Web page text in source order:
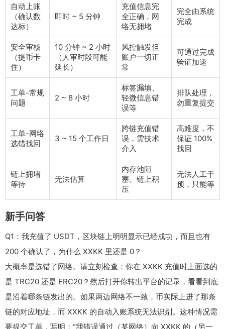
自动上账
（确认数
达标）
即时 ~ 5 分钟
充值信息完
全正确，网
络无拥堵
完全由系统
完成
安全审核
（提币卡
住）
10 分钟 ~ 2 小时
（人审时段可能
延长）
风控触发但
账户一切正
常
可通过完成
验证加速
工单-常规
问题
2 ~ 8 小时
标签漏填、
轻微信息错
误等
排队处理，
勿重复提交
工单-网络
选错找回
3 ~ 15 个工作日
跨链充值错
误，需技术
介入
高难度，不
保证 100%
找回
链上拥堵
等待
无法估算
内存池阻
塞、链上积
压
无法人工干
预，只能等
新手问答
Q1：我充值了 USDT，区块链上明明显示已经成功，而且也有
200 个确认了，为什么 XXKK 里还是 0？
大概率是选错了网络。请立刻检查：你在 XXKK 充值时上面选的
是 TRC20 还是 ERC20？然后打开你转出平台的记录，看看到底
是沿着哪条链发出的。如果两边网络不一致，币实际上进了那条
链的对应地址，而 XXKK 的自动入账系统无法识别。这种情况需
要提交工单，写明：“我错误通过（某网络）向 XXKK 的（另一